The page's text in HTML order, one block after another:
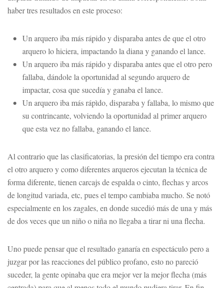
haber tres resultados en este proceso:
Un arquero iba más rápido y disparaba antes de que el otro
arquero lo hiciera, impactando la diana y ganando el lance.
Un arquero iba más rápido y disparaba antes que el otro pero
fallaba, dándole la oportunidad al segundo arquero de
impactar, cosa que sucedía y ganaba el lance.
Un arquero iba más rápìdo, disparaba y fallaba, lo mismo que
su contrincante, volviendo la oportunidad al primer arquero
que esta vez no fallaba, ganando el lance.
Al contrario que las clasificatorias, la presión del tiempo era contra
el otro arquero y como diferentes arqueros ejecutan la técnica de
forma diferente, tienen carcajs de espalda o cinto, flechas y arcos
de longitud variada, etc, pues el tempo cambiaba mucho. Se notó
especialmente en los zagales, en donde sucedió más de una y más
de dos veces que un niño o niña no llegaba a tirar ni una flecha.
Uno puede pensar que el resultado ganaría en espectáculo pero a
juzgar por las reacciones del público profano, esto no pareció
suceder, la gente opinaba que era mejor ver la mejor flecha (más